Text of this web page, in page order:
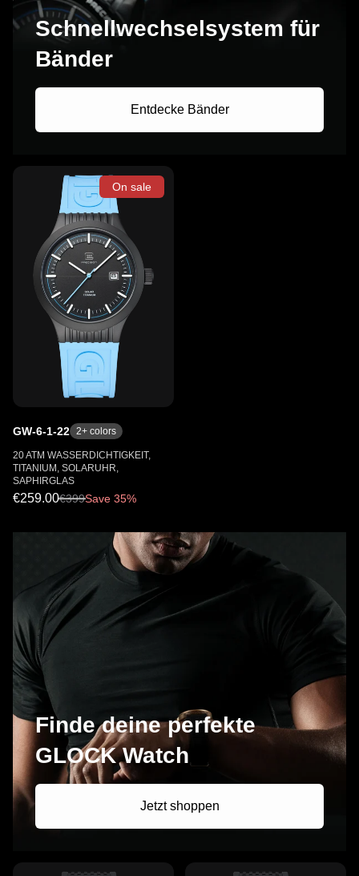
Schnellwechselsystem für
Bänder
Entdecke Bänder
On sale
GW-6-1-22 2+ colors
20 ATM WASSERDICHTIGKEIT,
TITANIUM, SOLARUHR,
SAPHIRGLAS
€259.00€399Save 35%
Finde deine perfekte
GLOCK Watch
Jetzt shoppen